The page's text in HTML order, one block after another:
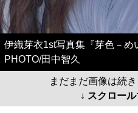
伊織芽衣1st写真集『芽色－
PHOTO/田中智久
まだまだ画像は続
↓ スクロー